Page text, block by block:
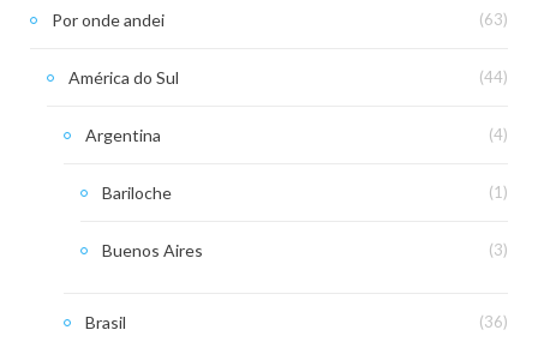
Por onde andei (63)
América do Sul (44)
Argentina (4)
Bariloche (1)
Buenos Aires (3)
Brasil (36)